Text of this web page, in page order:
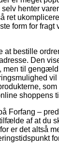
henter
ret
form for fragt
at bestille
Den
men til
som
shoppens
Forfang –
af at du
er det altså